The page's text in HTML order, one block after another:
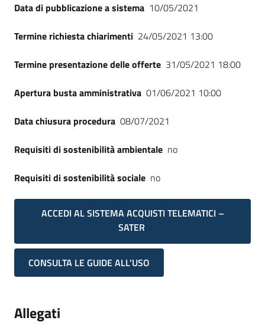
Data di pubblicazione a sistema 10/05/2021
Termine richiesta chiarimenti 24/05/2021 13:00
Termine presentazione delle offerte 31/05/2021 18:00
Apertura busta amministrativa 01/06/2021 10:00
Data chiusura procedura 08/07/2021
Requisiti di sostenibilità ambientale no
Requisiti di sostenibilità sociale no
ACCEDI AL SISTEMA ACQUISTI TELEMATICI –
SATER
CONSULTA LE GUIDE ALL'USO
Allegati